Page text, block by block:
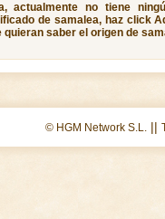
actualmente no tiene
de samalea, haz click
saber el origen de
© HGM Network S.L. ||